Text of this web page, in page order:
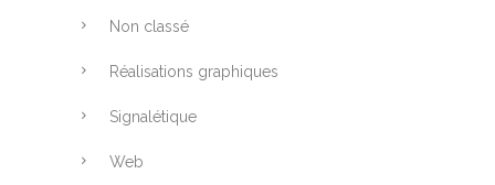
Non classé
Réalisations graphiques
Signalétique
Web